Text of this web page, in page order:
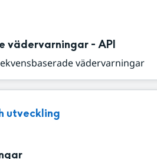
vädervarningar - API
vädervarningar
utveckling